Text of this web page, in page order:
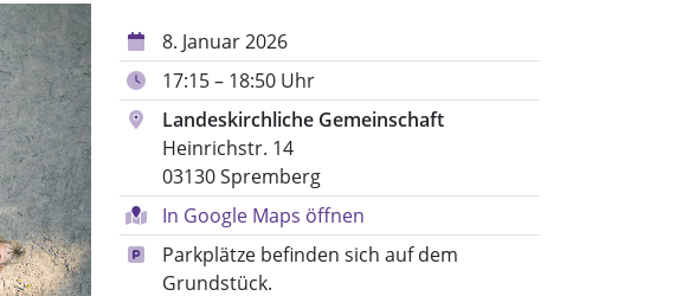
8. Januar 2026
17:15 – 18:50 Uhr
Landeskirchliche Gemeinschaft
Heinrichstr. 14
03130 Spremberg
In Google Maps öffnen
Parkplätze befinden sich auf dem
Grundstück.